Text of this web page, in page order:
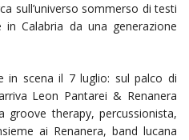
sull’universo sommerso di testi
Calabria da una generazione
in scena il 7 luglio: sul palco di
Leon Pantarei & Renanera
groove therapy, percussionista,
ai Renanera, band lucana